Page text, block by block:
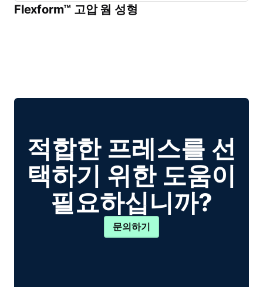
Flexform™ 고압 웜 성형
적합한 프레스를 선
택하기 위한 도움이
필요하십니까?
문의하기